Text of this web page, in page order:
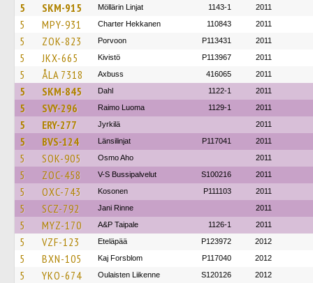
5 SKM-915 Möllärin Linjat 1143-1 2011
5 MPY-931 Charter Hekkanen 110843 2011
5 ZOK-823 Porvoon P113431 2011
5 JKX-665 Kivistö P113967 2011
5 ÅLA 7318 Axbuss 416065 2011
5 SKM-845 Dahl 1122-1 2011
5 SVY-296 Raimo Luoma 1129-1 2011
5 ERY-277 Jyrkilä 2011
5 BVS-124 Länsilinjat P117041 2011
5 SOK-905 Osmo Aho 2011
5 ZOC-458 V-S Bussipalvelut S100216 2011
5 OXC-743 Kosonen P111103 2011
5 SCZ-792 Jani Rinne 2011
5 MYZ-170 A&P Taipale 1126-1 2011
5 VZF-123 Eteläpää P123972 2012
5 BXN-105 Kaj Forsblom P117040 2012
5 YKO-674 Oulaisten Liikenne S120126 2012